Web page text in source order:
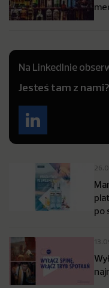
Na LinkedInie
Jesteś tam z nami?
po